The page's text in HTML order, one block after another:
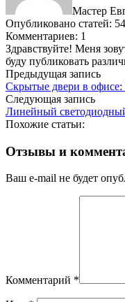
Мастер
Опубликовано статей:
Комментариев: 1
Здравствуйте! Меня
буду публиковать
Предыдущая запись
Скрытые двери в офисе:
Следующая запись
Линейный
Похожие статьи:
Отзывы и
Ваш e-mail не будет
Комментарий *